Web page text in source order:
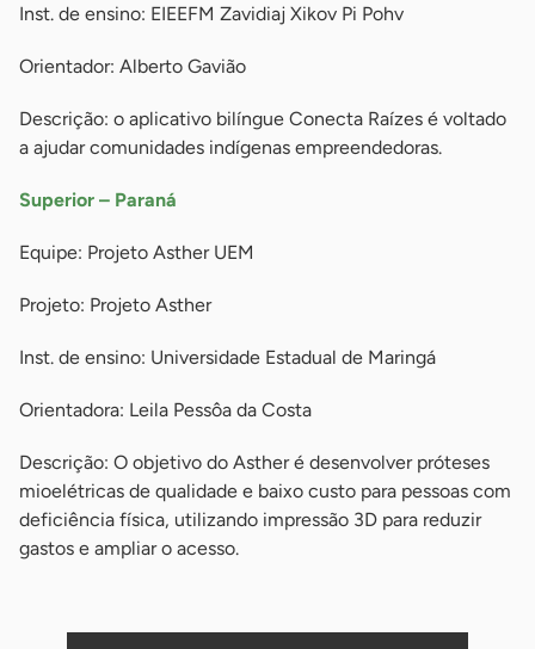
Inst. de ensino: EIEEFM Zavidiaj Xikov Pi Pohv
Orientador: Alberto Gavião
Descrição: o aplicativo bilíngue Conecta Raízes é voltado
a ajudar comunidades indígenas empreendedoras.
Superior – Paraná
Equipe: Projeto Asther UEM
Projeto: Projeto Asther
Inst. de ensino: Universidade Estadual de Maringá
Orientadora: Leila Pessôa da Costa
Descrição: O objetivo do Asther é desenvolver próteses
mioelétricas de qualidade e baixo custo para pessoas com
deficiência física, utilizando impressão 3D para reduzir
gastos e ampliar o acesso.